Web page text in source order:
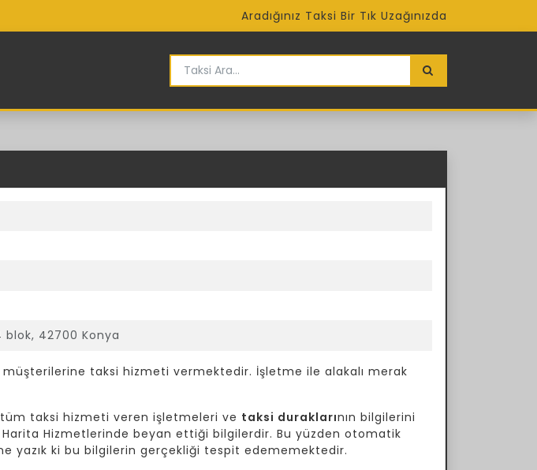
Aradığınız Taksi Bir Tık Uzağınızda
blok, 42700 Konya
taksi hizmeti vermektedir. İşletme ile alakalı merak
taksi hizmeti veren işletmeleri ve taksi duraklarının bilgilerini
Hizmetlerinde beyan ettiği bilgilerdir. Bu yüzden otomatik
yazık ki bu bilgilerin gerçekliği tespit edememektedir.